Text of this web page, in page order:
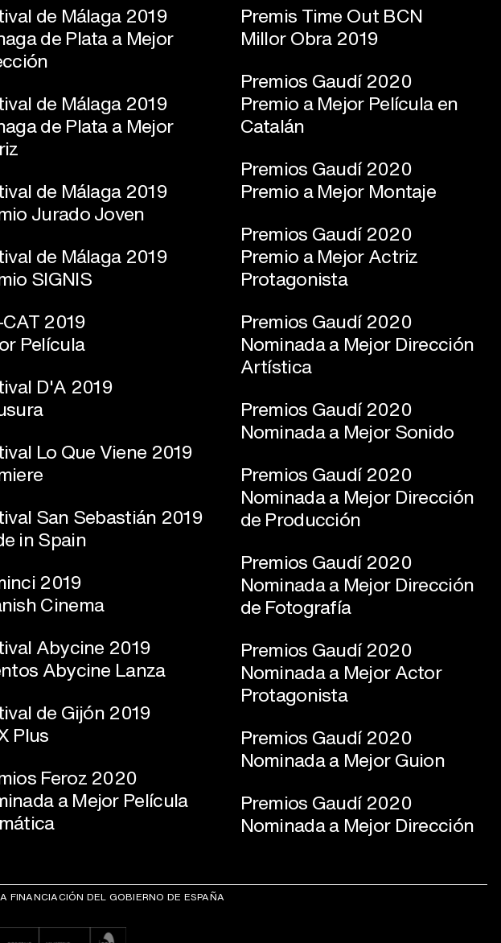
de Málaga 2019
de Plata a Mejor
de Málaga 2019
de Plata a Mejor
de Málaga 2019
Jurado Joven
de Málaga 2019
SIGNIS
2019
Película
D'A 2019
Lo Que Viene 2019
San Sebastián 2019
in Spain
2019
Cinema
Abycine 2019
Abycine Lanza
de Gijón 2019
Plus
Feroz 2020
a Mejor Película
Premis Time Out BCN
Millor Obra 2019
Premios Gaudí 2020
Premio a Mejor Película en
Catalán
Premios Gaudí 2020
Premio a Mejor Montaje
Premios Gaudí 2020
Premio a Mejor Actriz
Protagonista
Premios Gaudí 2020
Nominada a Mejor Dirección
Artística
Premios Gaudí 2020
Nominada a Mejor Sonido
Premios Gaudí 2020
Nominada a Mejor Dirección
de Producción
Premios Gaudí 2020
Nominada a Mejor Dirección
de Fotografía
Premios Gaudí 2020
Nominada a Mejor Actor
Protagonista
Premios Gaudí 2020
Nominada a Mejor Guion
Premios Gaudí 2020
Nominada a Mejor Dirección
FINANCIACIÓN DEL GOBIERNO DE ESPAÑA